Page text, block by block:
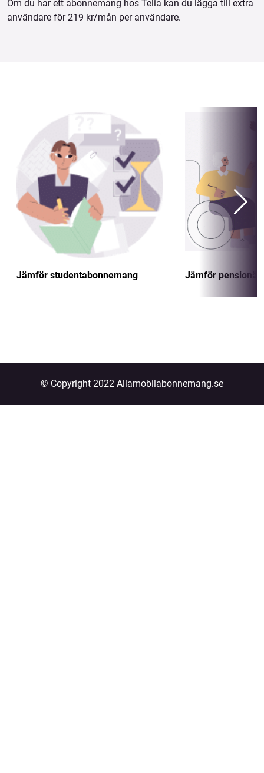
Om du har ett abonnemang hos Telia kan du lägga till extra
användare för 219 kr/mån per användare.
Jämför studentabonnemang Jämför
© Copyright 2022 Allamobilabonnemang.se